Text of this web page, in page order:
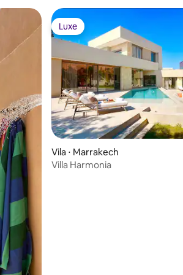
hóspedes Luxe
Luxe
Vila ⋅ Marrakech
Villa Harmonia